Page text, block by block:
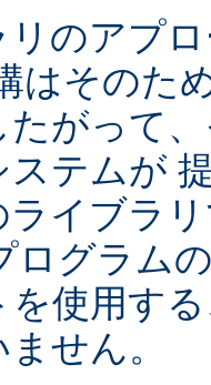
のアプ
はそのた
がって
ステムが
イブラ
ログラム
を使用す
せん。